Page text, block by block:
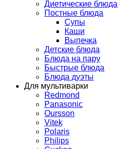
Диетические блюда
Постные блюда
Супы
Каши
Выпечка
Детские блюда
Блюда на пару
Быстрые блюда
Блюда дуэты
Для мультиварки
Redmond
Panasonic
Oursson
Vitek
Polaris
Philips